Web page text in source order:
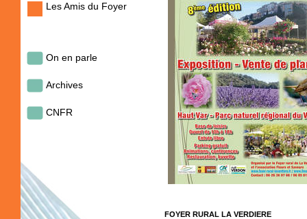
Les Amis du Foyer
On en parle
Archives
CNFR
FOYER RURAL LA VERDIERE